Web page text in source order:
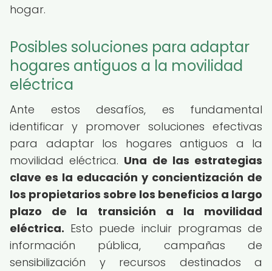
hogar.
Posibles soluciones para adaptar
hogares antiguos a la movilidad
eléctrica
Ante estos desafíos, es fundamental
identificar y promover soluciones efectivas
para adaptar los hogares antiguos a la
movilidad eléctrica. Una de las estrategias
clave es la educación y concientización de
los propietarios sobre los beneficios a largo
plazo de la transición a la movilidad
eléctrica. Esto puede incluir programas de
información pública, campañas de
sensibilización y recursos destinados a